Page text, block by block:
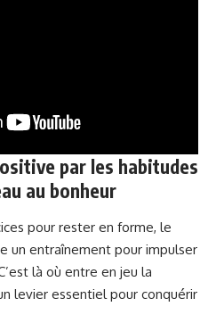
par les habitudes
au bonheur
pour rester en forme, le
un entraînement pour impulser
là où entre en jeu la
levier essentiel pour conquérir